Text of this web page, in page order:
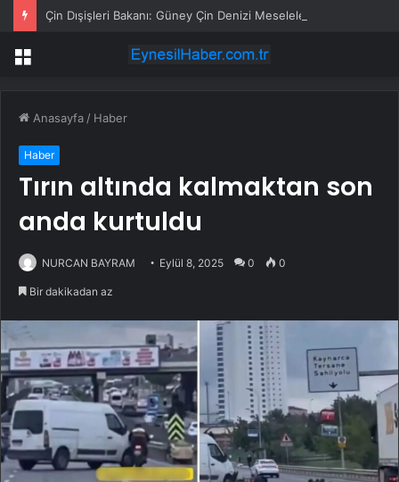
Menü
Anasayfa / Haber
Haber
Tırın altında kalmaktan son
anda kurtuldu
NURCAN BAYRAM Eylül 8, 2025 0 0
Bir dakikadan az